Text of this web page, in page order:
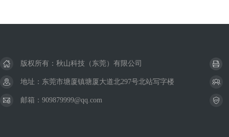
版权所有：秋山科技（东莞）有限公司
地址：东莞市塘厦镇塘厦大道北297号北站写字楼
邮箱：909879999@qq.com